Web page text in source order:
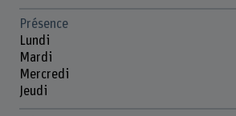
Présence
Lundi
Mardi
Mercredi
Jeudi